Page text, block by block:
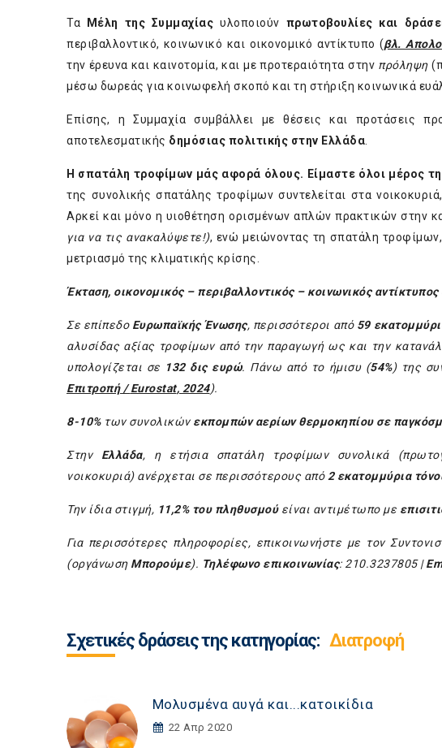
Τα Μέλη της Συμμαχίας υλοποιούν πρωτοβουλίες και
περιβαλλοντικό, κοινωνικό και οικονομικό αντίκτυπο (βλ.
την έρευνα και καινοτομία, και με προτεραιότητα στην πρόληψη
μέσω δωρεάς για κοινωφελή σκοπό και τη στήριξη κοινωνικά
Επίσης, η Συμμαχία συμβάλλει με θέσεις και προτάσεις
αποτελεσματικής δημόσιας πολιτικής στην Ελλάδα
Η σπατάλη τροφίμων μάς αφορά όλους. Είμαστε όλοι μέρος
της συνολικής σπατάλης τροφίμων συντελείται στα
Αρκεί και μόνο η υιοθέτηση ορισμένων απλών πρακτικών στην
για να τις ανακαλύψετε!), ενώ μειώνοντας τη σπατάλη
μετριασμό της κλιματικής κρίσης.
Έκταση, οικονομικός – περιβαλλοντικός – κοινωνικός
Σε επίπεδο Ευρωπαϊκής Ένωσης, περισσότεροι από 59
αλυσίδας αξίας τροφίμων από την παραγωγή ως και την
υπολογίζεται σε 132 δις ευρώ. Πάνω από το ήμισυ (54%) της
Επιτροπή/Eurostat, 2024).
8-10%των συνολικών εκπομπών αερίων θερμοκηπίου σε
Στην Ελλάδα, η ετήσια σπατάλη τροφίμων συνολικά
νοικοκυριά) ανέρχεται σε περισσότερους από 2 εκατομμύρια
Την ίδια στιγμή, 11,2% του πληθυσμούείναι αντιμέτωπο με
Για περισσότερες πληροφορίες, επικοινωνήστε με τον
(οργάνωση Μπορούμε). Τηλέφωνο επικοινωνίας: 210.3237805 |
Σχετικές δράσεις της κατηγορίας: Διατροφή
Μολυσμένα αυγά και...κατοικίδια
22 Απρ 2020